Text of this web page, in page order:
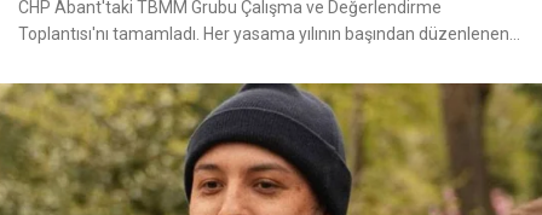
CHP Abant'taki TBMM Grubu Çalışma ve Değerlendirme
Toplantısı'nı tamamladı. Her yasama yılının başından düzenlenen